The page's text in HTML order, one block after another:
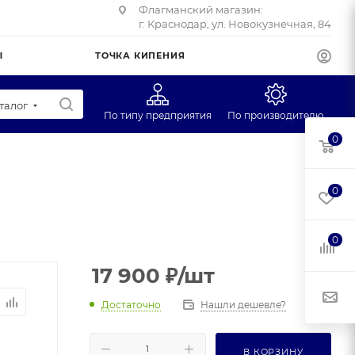
Флагманский магазин:
г. Краснодар, ул. Новокузнечная, 84
ТОЧКА КИПЕНИЯ
По типу предприятия По производителю
17 900 ₽/шт
Достаточно Нашли дешевле?
В КОРЗИНУ
0
0
0